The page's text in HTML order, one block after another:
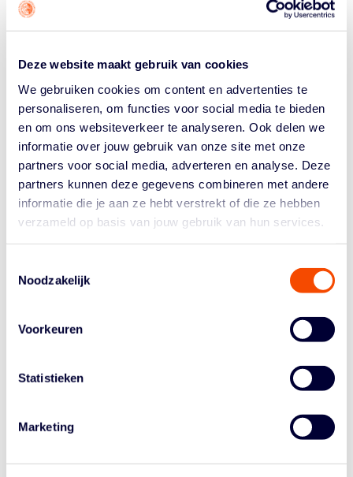
Deze website maakt gebruik van cookies
We gebruiken cookies om content en advertenties te
personaliseren, om functies voor social media te bieden
en om ons websiteverkeer te analyseren. Ook delen we
informatie over jouw gebruik van onze site met onze
partners voor social media, adverteren en analyse. Deze
partners kunnen deze gegevens combineren met andere
informatie die je aan ze hebt verstrekt of die ze hebben
verzameld op basis van jouw gebruik van hun services.
Noodzakelijk
Voorkeuren
Statistieken
Marketing
THEY WON IT ALL! MANNEN
U18 PAKKEN EUROBASKET IN
DE B-DIVISIE
3 Aug, 26
Lees meer